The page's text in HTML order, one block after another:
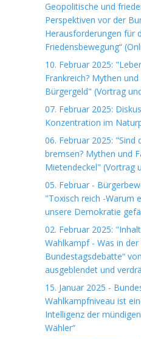
Geopolitische und
Perspektiven vor der
Herausforderungen für
Friedensbewegung“
10. Februar 2025:
Frankreich? Mythen
Bürgergeld" (Vortrag
07. Februar 2025:
Konzentration im
06. Februar 2025: "Sind
bremsen? Mythen und
Mietendeckel" (Vortrag
05. Februar -
"Toxisch reich -Warum
unsere Demokratie
02. Februar 2025:
Wahlkampf - Was in der
Bundestagsdebatte“
ausgeblendet und
15. Januar 2025 -
Wahlkampfniveau ist
Intelligenz der
Wähler“